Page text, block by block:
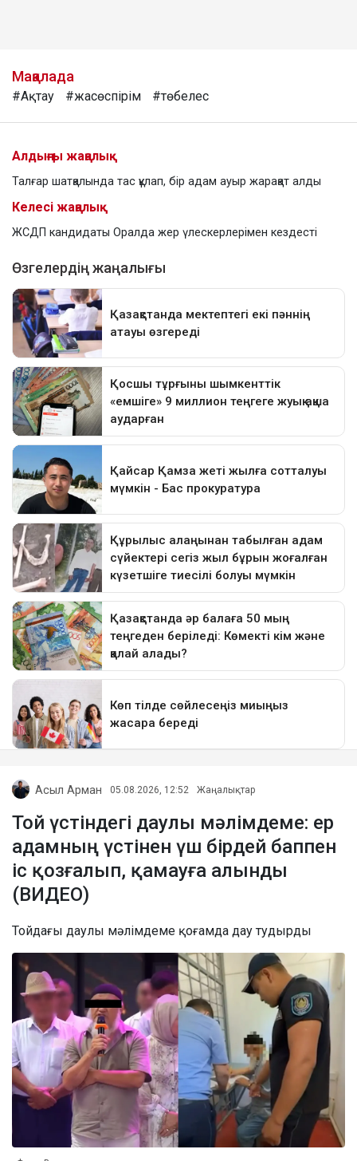
Мақалада
#Ақтау #жасөспірім #төбелес
Алдыңғы жаңалық
Талғар шатқалында тас құлап, бір адам ауыр жарақат алды
Келесі жаңалық
ЖСДП кандидаты Оралда жер үлескерлерімен кездесті
Асыл Арман 05.08.2026, 12:52 Жаңалықтар
Той үстіндегі даулы мәлімдеме: ер
адамның үстінен үш бірдей баппен
іс қозғалып, қамауға алынды
(ВИДЕО)
Тойдағы даулы мәлімдеме қоғамда дау тудырды